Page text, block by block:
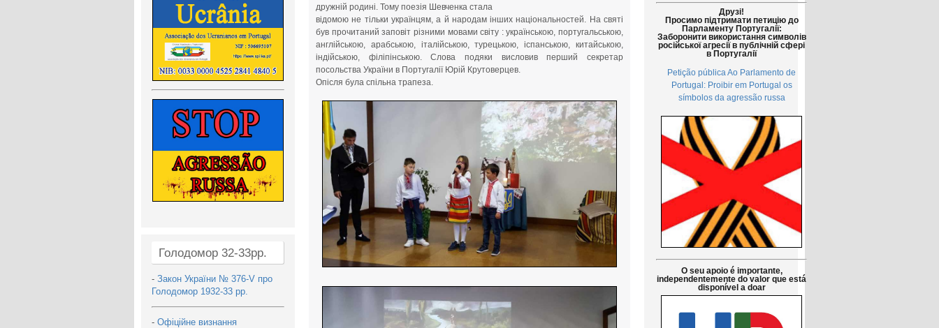
Голодомор 32-33рр.
- Закон України № 376-V про
Голодомор 1932-33 рр.
- Офіційне визнання
дружній родині. Тому поезія Шевченка стала
відомою не тільки українцям, а й народам інших національностей. На святі
був прочитаний заповіт різними мовами світу : українською, португальською,
англійською, арабською, італійською, турецькою, іспанською, китайською,
індійською, філіпінською. Слова подяки висловив перший секретар
посольства України в Португалії Юрій Крутоверцев.
Опісля була спільна трапеза.
Друзі!
Просимо підтримати петицію до
Парламенту Португалії:
Заборонити використання символів
російської агресії в публічній сфері
в Португалії
Petição pública Ao Parlamento de
Portugal: Proibir em Portugal os
símbolos da agressão russa
O seu apoio é importante,
independentemente do valor que está
disponível a doar